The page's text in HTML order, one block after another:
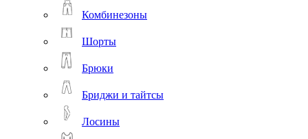
Комбинезоны
Шорты
Брюки
Бриджи и тайтсы
Лосины